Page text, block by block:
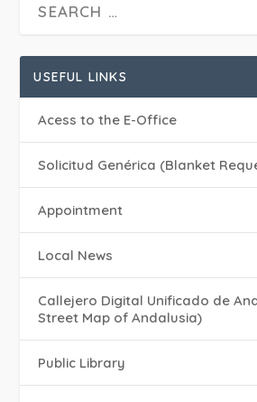
USEFUL LINKS
Acess to the E-Office
Solicitud Genérica (Blanket
Appointment
Local News
Callejero Digital Unificado de
Street Map of Andalusia)
Public Library